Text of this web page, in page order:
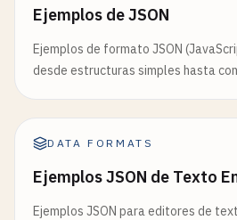
Ejemplos de JSON
Ejemplos de formato JSON
desde estructuras simples hasta
DATA FORMATS
Ejemplos JSON de Texto
Ejemplos JSON para editores de